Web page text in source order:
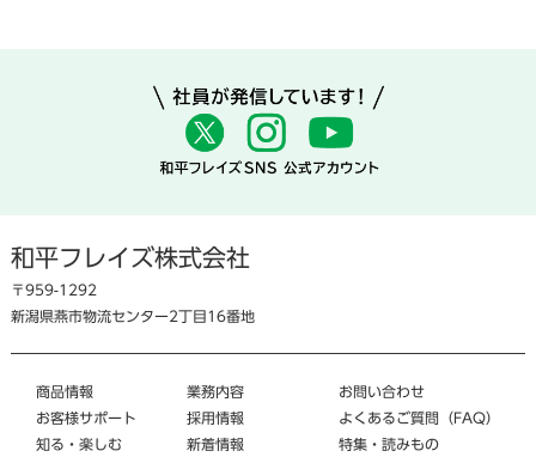
和平フレイズ株式会社
〒959-1292
新潟県燕市物流センター2丁目16番地
商品情報
お客様サポート
知る・楽しむ
業務内容
採用情報
新着情報
お問い合わせ
よくあるご質問（FAQ）
特集・読みもの